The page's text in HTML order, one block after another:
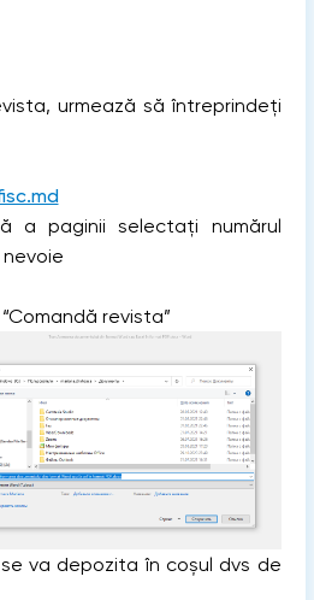
urmează să întreprindeți
a paginii selectați numărul
revista”
va depozita în coșul dvs de